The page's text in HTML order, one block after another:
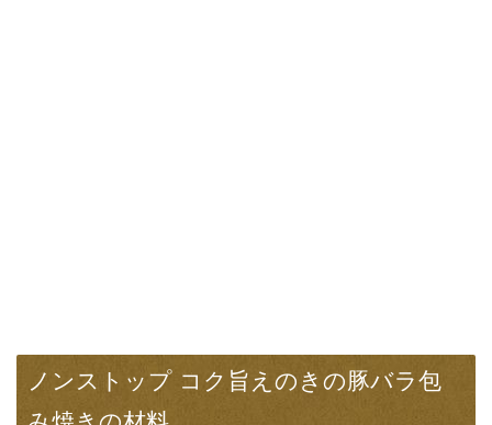
ノンストップ コク旨えのきの豚バラ包